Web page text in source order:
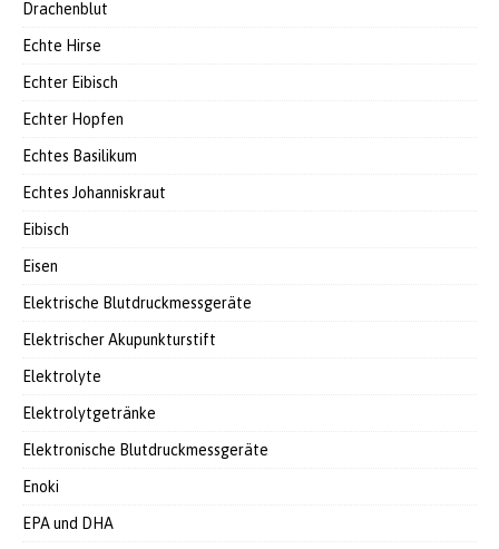
Drachenblut
Echte Hirse
Echter Eibisch
Echter Hopfen
Echtes Basilikum
Echtes Johanniskraut
Eibisch
Eisen
Elektrische Blutdruckmessgeräte
Elektrischer Akupunkturstift
Elektrolyte
Elektrolytgetränke
Elektronische Blutdruckmessgeräte
Enoki
EPA und DHA